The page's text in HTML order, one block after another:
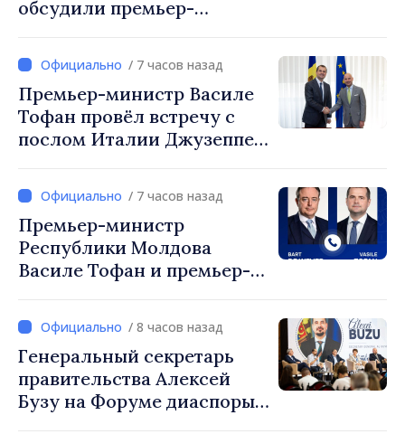
обсудили премьер-
посол Турции Уйгар
Мустафа Сертел/ 7 часов назад
Премьер-министр Василе
Тофан провёл встречу с
послом Италии Джузеппе
/ 7 часов назад
Премьер-министр
Республики Молдова
Василе Тофан и премьер-
Вевер обсудили
европейский путь
Республики Молдова
/ 8 часов назад
Генеральный секретарь
правительства Алексей
Бузу на Форуме диаспоры: